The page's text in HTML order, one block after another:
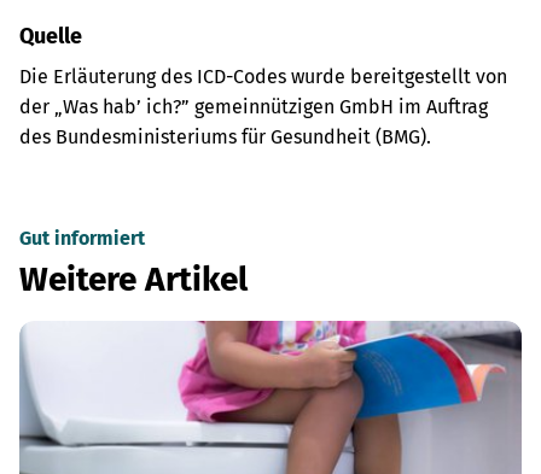
Quelle
Die Erläuterung des ICD-Codes wurde bereitgestellt von
der „Was hab’ ich?” gemeinnützigen GmbH im Auftrag
des Bundesministeriums für Gesundheit (BMG).
Gut informiert
Weitere Artikel